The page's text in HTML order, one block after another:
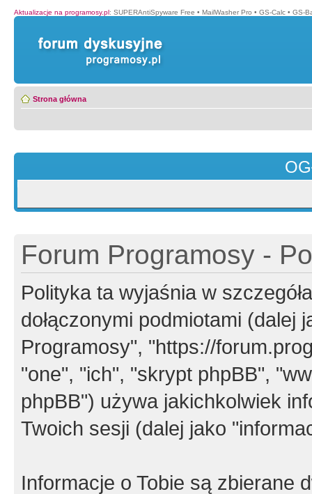
Aktualizacje na programosy.pl: SUPERAntiSpyware Free • MailWasher Pro • GS-Calc • GS-
Strona główna
Forum Programosy -
Polityka ta wyjaśnia w
dołączonymi podmiotami (dalej
Programosy", "https://
"one", "ich", "skrypt phpBB",
phpBB") używa jakichkolwiek
Twoich sesji (dalej jako
Informacje o Tobie są zbierane